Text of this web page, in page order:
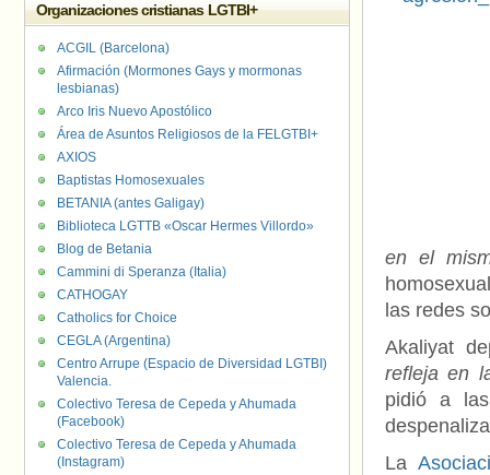
en el
las redes
Akaliyat
refleja en
pidió a
La
Organizaciones cristianas LGTBI+
ACGIL (Barcelona)
Afirmación (Mormones Gays y mormonas
lesbianas)
Arco Iris Nuevo Apostólico
Área de Asuntos Religiosos de la FELGTBI+
AXIOS
Baptistas Homosexuales
BETANIA (antes Galigay)
Biblioteca LGTTB «Oscar Hermes Villordo»
Blog de Betania
Cammini di Speranza (Italia)
CATHOGAY
Catholics for Choice
CEGLA (Argentina)
Centro Arrupe (Espacio de Diversidad LGTBI)
Valencia.
Colectivo Teresa de Cepeda y Ahumada
(Facebook)
Colectivo Teresa de Cepeda y Ahumada
(Instagram)